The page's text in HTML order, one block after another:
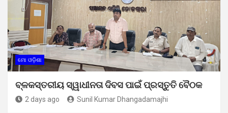
ମୋ ଓଡ଼ିଶା
ବ୍ଳକସ୍ତରୀୟ ସ୍ୱାଧୀନତା ଦିବସ ପାଇଁ ପ୍ରସ୍ତୁତି ବୈଠକ
2 days ago Sunil Kumar Dhangadamajhi